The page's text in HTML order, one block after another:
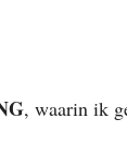
, waarin ik